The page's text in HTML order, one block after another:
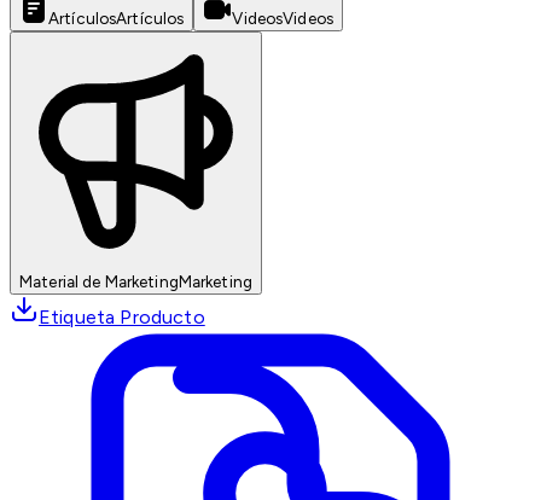
ArtículosArtículos VideosVideos
Material de MarketingMarketing
Etiqueta Producto